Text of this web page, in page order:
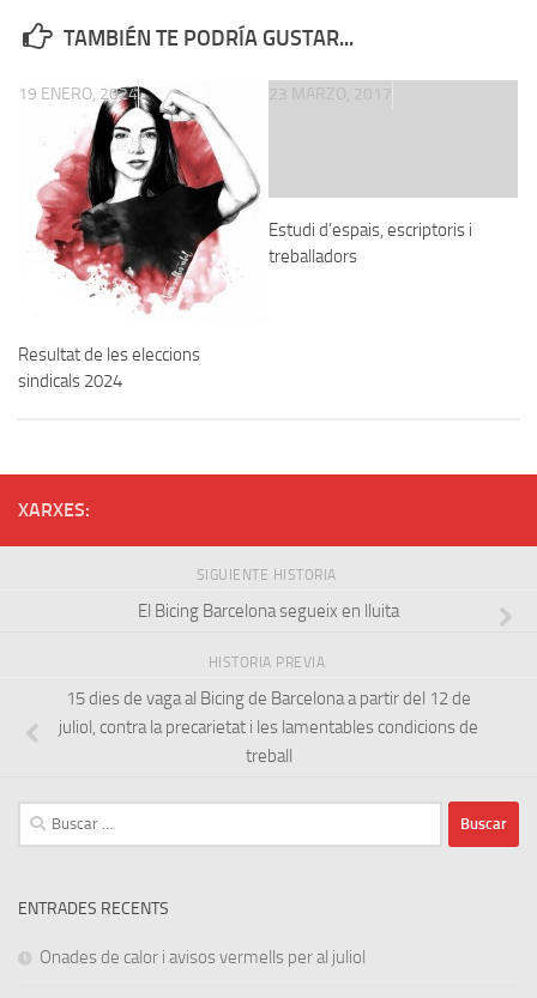
TAMBIÉN TE PODRÍA GUSTAR...
Resultat de les eleccions
sindicals 2024
19 ENERO, 2024
Estudi d’espais, escriptoris i
treballadors
23 MARZO, 2017
XARXES:
SIGUIENTE HISTORIA
El Bicing Barcelona segueix en lluita
HISTORIA PREVIA
15 dies de vaga al Bicing de Barcelona a partir del 12 de
juliol, contra la precarietat i les lamentables condicions de
treball
Buscar:
ENTRADES RECENTS
Onades de calor i avisos vermells per al juliol